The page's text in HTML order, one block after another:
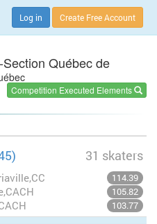
Log in Create Free Account
Québec de
Competition Executed Elements
31 skaters
114.39
105.82
103.77